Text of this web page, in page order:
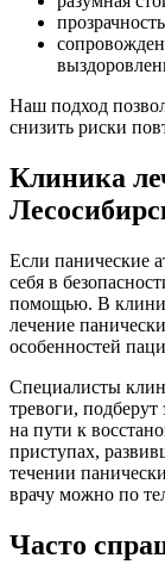
Наш подход
снизить риски
Клиника
Если панические
себя в
помощью. В
лечение
особенностей
Специалисты
тревоги,
на пути к
приступах,
течении
врачу можно по
Часто